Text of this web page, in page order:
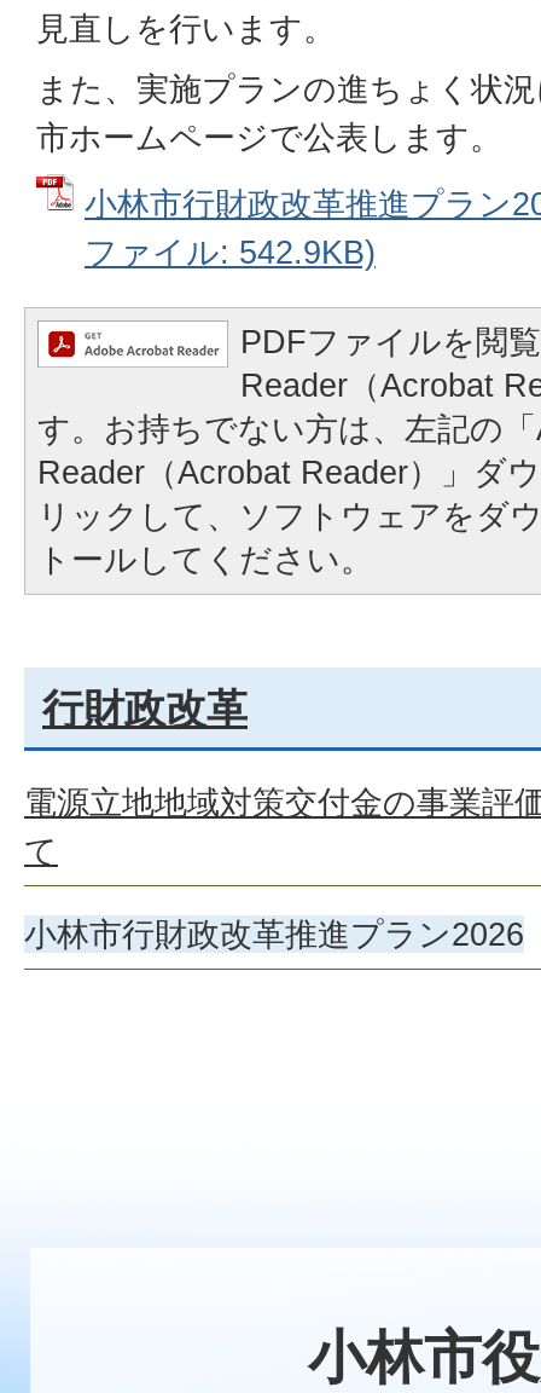
見直しを行います。
また、実施プランの進ちょく状
市ホームページで公表します。
小林市行財政改革推進プラン
ファイル: 542.9KB)
PDFファイルを閲
Reader（Acrobat
す。お持ちでない方は、左記の
Reader（Acrobat Reader）」ダ
リックして、ソフトウェアをダ
トールしてください。
行財政改革
電源立地地域対策交付金の事業評
て
小林市行財政改革推進プラン2026
小林市